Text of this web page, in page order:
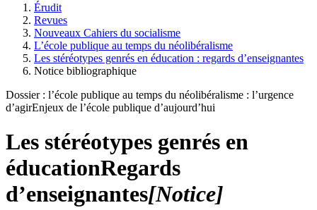
Érudit
Revues
Nouveaux Cahiers du socialisme
L’école publique au temps du néolibéralisme
Les stéréotypes genrés en éducation : regards d’enseignantes
Notice bibliographique
Dossier : l’école publique au temps du néolibéralisme : l’urgence
d’agirEnjeux de l’école publique d’aujourd’hui
Les stéréotypes genrés en
éducationRegards
d’enseignantes[Notice]